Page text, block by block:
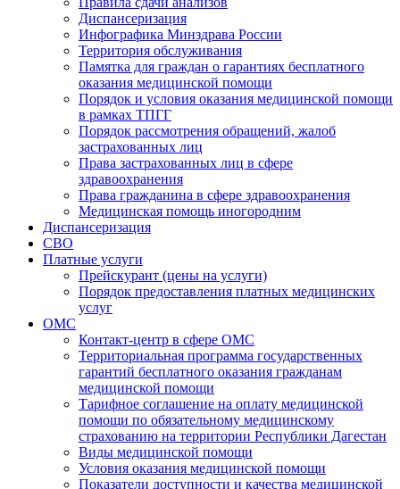
Диспансеризация
Инфографика Минздрава России
Территория обслуживания
Памятка для граждан о гарантиях бесплатного
оказания медицинской помощи
Порядок и условия оказания медицинской помощи
в рамках ТПГГ
Порядок рассмотрения обращений, жалоб
застрахованных лиц
Права застрахованных лиц в сфере
здравоохранения
Права гражданина в сфере здравоохранения
Медицинская помощь иногородним
Диспансеризация
СВО
Платные услуги
Прейскурант (цены на услуги)
Порядок предоставления платных медицинских
услуг
ОМС
Контакт-центр в сфере ОМС
Территориальная программа государственных
гарантий бесплатного оказания гражданам
медицинской помощи
Тарифное соглашение на оплату медицинской
помощи по обязательному медицинскому
страхованию на территории Республики Дагестан
Виды медицинской помощи
Условия оказания медицинской помощи
Показатели доступности и качества медицинской